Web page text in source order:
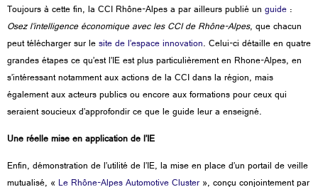
Toujours à cette fin, la CCI Rhône-Alpes a par ailleurs publié unguide:
Osez l’intelligence économique avec les CCI de Rhône-Alpes, que chacun
peut télécharger sur lesite de l’espace innovation. Celui-ci détaille en quatre
grandes étapes ce qu’est l’IE est plus particulièrement en Rhone-Alpes, en
s’intéressant notamment aux actions de la CCI dans la région, mais
également aux acteurs publics ou encore aux formations pour ceux qui
seraient soucieux d’approfondir ce que le guide leur a enseigné.
Une réelle mise en application de l’IE
Enfin, démonstration de l’utilité de l’IE, la mise en place d’un portail de veille